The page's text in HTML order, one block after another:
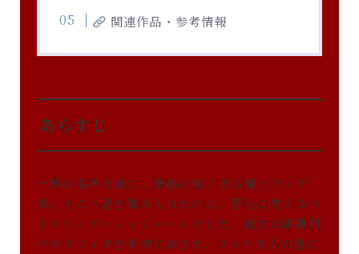
関連作品・参考情報
あらすじ
一族の名声を傘に、貴族の如く振る舞うグッチ
家。そこへ足を踏み入れたのは、野心に燃えるパ
トリツィア・レッジャーニでした。彼女は御曹司
マウリツィオを手中におさめ、グッチ夫人の座に